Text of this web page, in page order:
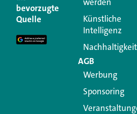
Ihre E-Mail-Adresse wird nicht
Erforderliche Felder sind mit
Kommentar
bevorzugte
Quelle
Künstliche
Intelligenz
Nachhaltigkeit
AGB
Werbung
Sponsoring